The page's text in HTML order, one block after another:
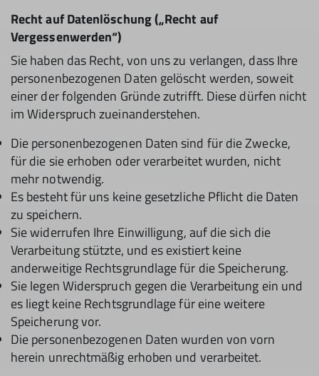
Recht auf Datenlöschung („Recht auf
Vergessenwerden“)
Sie haben das Recht, von uns zu verlangen, dass Ihre
personenbezogenen Daten gelöscht werden, soweit
einer der folgenden Gründe zutrifft. Diese dürfen nicht
im Widerspruch zueinanderstehen.
Die personenbezogenen Daten sind für die Zwecke,
für die sie erhoben oder verarbeitet wurden, nicht
mehr notwendig.
Es besteht für uns keine gesetzliche Pflicht die Daten
zu speichern.
Sie widerrufen Ihre Einwilligung, auf die sich die
Verarbeitung stützte, und es existiert keine
anderweitige Rechtsgrundlage für die Speicherung.
Sie legen Widerspruch gegen die Verarbeitung ein und
es liegt keine Rechtsgrundlage für eine weitere
Speicherung vor.
Die personenbezogenen Daten wurden von vorn
herein unrechtmäßig erhoben und verarbeitet.